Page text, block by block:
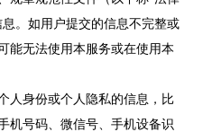
。如用户提交的信息不完整或
能无法使用本服务或在使用本
人身份或个人隐私的信息，比
机号码、微信号、手机设备识